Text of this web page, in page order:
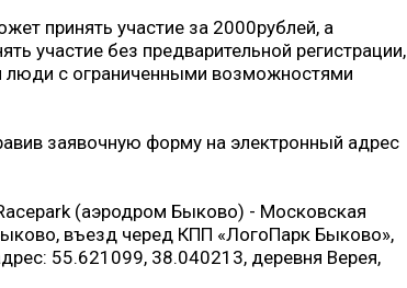
принять участие за 2000рублей, а
участие без предварительной регистрации,
люди с ограниченными возможностями
заявочную форму на электронный адрес
(аэродром Быково) - Московская
въезд черед КПП «ЛогоПарк Быково»,
55.621099, 38.040213, деревня Верея,